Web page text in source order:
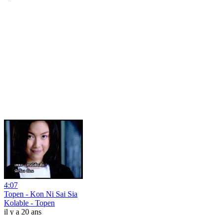
4:07
Topen - Kon Ni Sai Sia
Kolable - Topen
il y a 20 ans